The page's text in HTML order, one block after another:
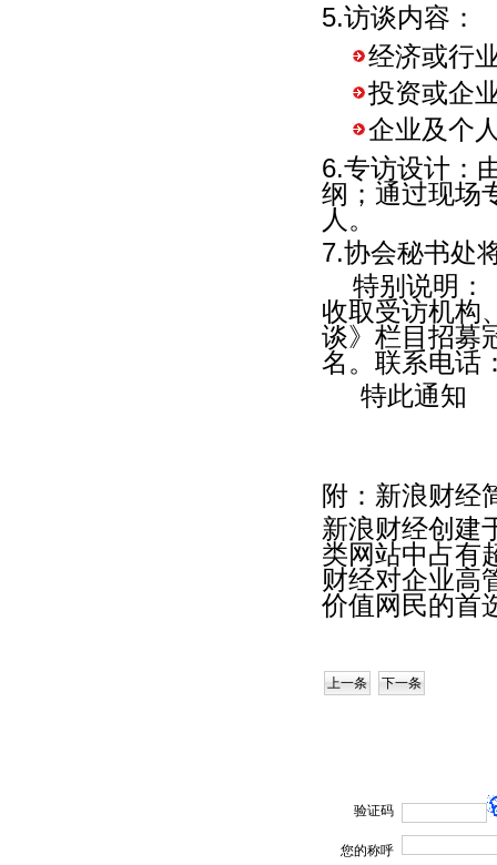
5.访谈内容：
经济或行
投资或企
企业及个
6.专访设计：
纲；通过现场
人。
7.协会秘书处
特别说明：
收取受访机构
谈》栏目招募
名。联系电话
特此通知
附：新浪财经
新浪财经创建
类网站中占有
财经对企业高
价值网民的首
上一条 下一条
验证码
您的称呼